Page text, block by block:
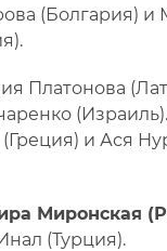
(Болгария) и
Платонова
(Израиль).
и Ася
Миронская
(Турция).